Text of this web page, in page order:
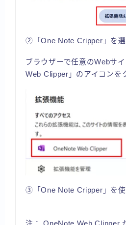
②「One Note Cripper」を
ブラウザーで任意のWebサ
Web Clipper」のアイコンを
③「One Note Cripper」を使